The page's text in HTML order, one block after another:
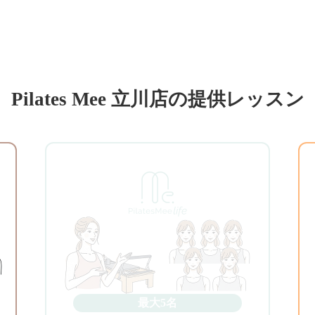
Pilates Mee 立川店の提供レッスン
最大5名